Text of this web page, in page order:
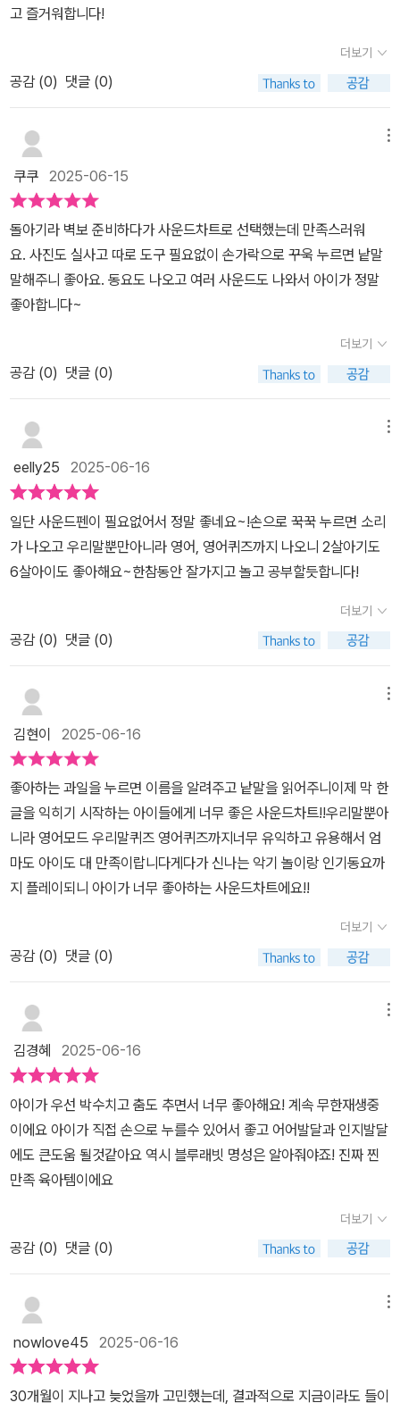
고 즐거워합니다!
더보기
공감 (0) 댓글 (0)
쿠쿠 2025-06-15
돌아기라 벽보 준비하다가 사운드차트로 선택했는데 만족스러워
요. 사진도 실사고 따로 도구 필요없이 손가락으로 꾸욱 누르면 낱말
말해주니 좋아요. 동요도 나오고 여러 사운드도 나와서 아이가 정말
좋아합니다~
더보기
공감 (0) 댓글 (0)
eelly25 2025-06-16
일단 사운드펜이 필요없어서 정말 좋네요~!손으로 꾹꾹 누르면 소리
가 나오고 우리말뿐만아니라 영어, 영어퀴즈까지 나오니 2살아기도
6살아이도 좋아해요~한참동안 잘가지고 놀고 공부할듯합니다!
더보기
공감 (0) 댓글 (0)
김현이 2025-06-16
좋아하는 과일을 누르면 이름을 알려주고 낱말을 읽어주니이제 막 한
글을 익히기 시작하는 아이들에게 너무 좋은 사운드차트!!우리말뿐아
니라 영어모드 우리말퀴즈 영어퀴즈까지너무 유익하고 유용해서 엄
마도 아이도 대 만족이랍니다게다가 신나는 악기 놀이랑 인기동요까
지 플레이되니 아이가 너무 좋아하는 사운드차트에요!!
더보기
공감 (0) 댓글 (0)
김경혜 2025-06-16
아이가 우선 박수치고 춤도 추면서 너무 좋아해요! 계속 무한재생중
이에요 아이가 직접 손으로 누를수 있어서 좋고 어어발달과 인지발달
에도 큰도움 될것같아요 역시 블루래빗 명성은 알아줘야죠! 진짜 찐
만족 육아템이에요
더보기
공감 (0) 댓글 (0)
nowlove45 2025-06-16
30개월이 지나고 늦었을까 고민했는데, 결과적으로 지금이라도 들이